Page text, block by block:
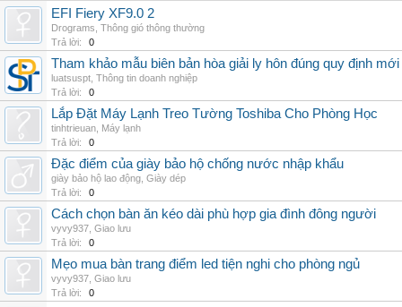
EFI Fiery XF9.0 2
Drograms Thông gió thông thường
Trả lời:
0
Tham khảo mẫu biên bản hòa giải ly hôn đúng quy định mới
luatsuspt Thông tin doanh nghiệp
Trả lời:
0
Lắp Đặt Máy Lạnh Treo Tường Toshiba Cho Phòng Học
tinhtrieuan Máy lạnh
Trả lời:
0
Đặc điểm của giày bảo hộ chống nước nhập khẩu
giày bảo hộ lao động Giày dép
Trả lời:
0
Cách chọn bàn ăn kéo dài phù hợp gia đình đông người
vyvy937 Giao lưu
Trả lời:
0
Mẹo mua bàn trang điểm led tiện nghi cho phòng ngủ
vyvy937 Giao lưu
Trả lời:
0